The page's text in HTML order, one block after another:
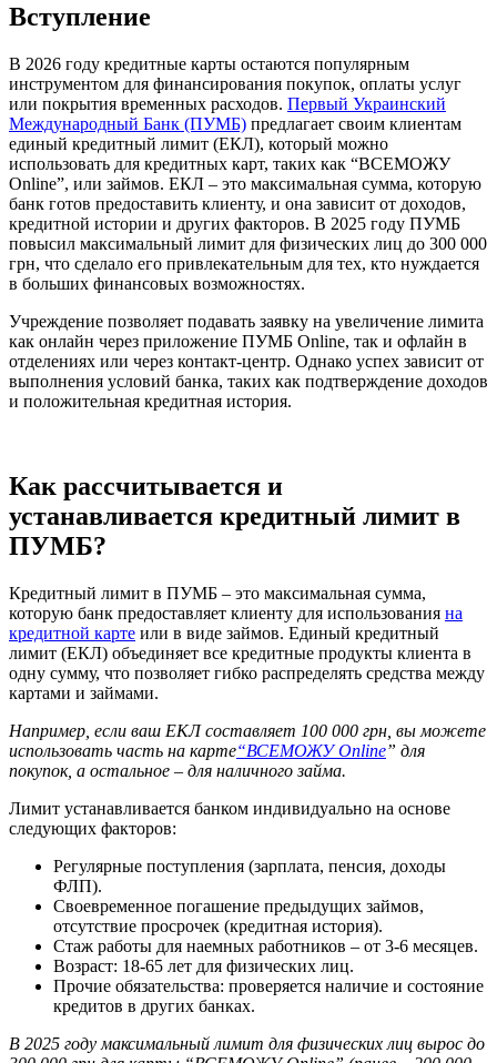
Вступление
В 2026 году кредитные карты остаются популярным
инструментом для финансирования покупок, оплаты услуг
или покрытия временных расходов. Первый Украинский
Международный Банк (ПУМБ) предлагает своим клиентам
единый кредитный лимит (ЕКЛ), который можно
использовать для кредитных карт, таких как “ВСЕМОЖУ
Online”, или займов. ЕКЛ – это максимальная сумма, которую
банк готов предоставить клиенту, и она зависит от доходов,
кредитной истории и других факторов. В 2025 году ПУМБ
повысил максимальный лимит для физических лиц до 300 000
грн, что сделало его привлекательным для тех, кто нуждается
в больших финансовых возможностях.
Учреждение позволяет подавать заявку на увеличение лимита
как онлайн через приложение ПУМБ Online, так и офлайн в
отделениях или через контакт-центр. Однако успех зависит от
выполнения условий банка, таких как подтверждение доходов
и положительная кредитная история.
Как рассчитывается и
устанавливается кредитный лимит в
ПУМБ?
Кредитный лимит в ПУМБ – это максимальная сумма,
которую банк предоставляет клиенту для использования на
кредитной карте или в виде займов. Единый кредитный
лимит (ЕКЛ) объединяет все кредитные продукты клиента в
одну сумму, что позволяет гибко распределять средства между
картами и займами.
Например, если ваш ЕКЛ составляет 100 000 грн, вы можете
использовать часть на карте“ВСЕМОЖУ Online” для
покупок, а остальное – для наличного займа.
Лимит устанавливается банком индивидуально на основе
следующих факторов:
Регулярные поступления (зарплата, пенсия, доходы
ФЛП).
Своевременное погашение предыдущих займов,
отсутствие просрочек (кредитная история).
Стаж работы для наемных работников – от 3-6 месяцев.
Возраст: 18-65 лет для физических лиц.
Прочие обязательства: проверяется наличие и состояние
кредитов в других банках.
В 2025 году максимальный лимит для физических лиц вырос до